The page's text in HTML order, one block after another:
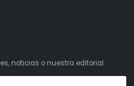
noticias o nuestra editorial